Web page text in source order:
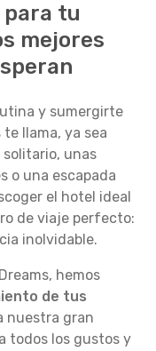
para tu
mejores
y sumergirte
llama, ya sea
unas
o una escapada
el hotel ideal
de viaje perfecto:
inolvidable.
hemos
de tus
nuestra gran
todos los gustos y